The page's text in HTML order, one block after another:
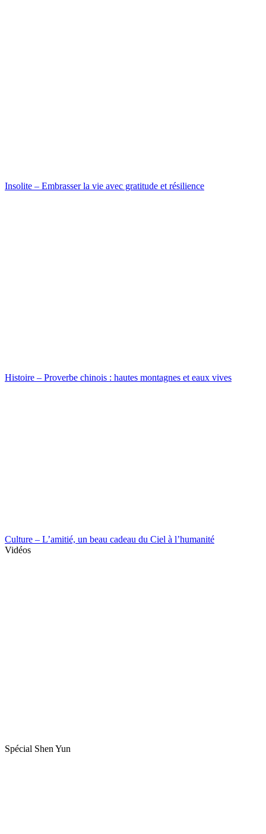
Insolite – Embrasser la vie avec gratitude et résilience
Histoire – Proverbe chinois : hautes montagnes et eaux vives
Culture – L’amitié, un beau cadeau du Ciel à l’humanité
Vidéos
Spécial Shen Yun